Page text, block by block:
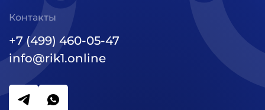
Контакты
+7 (499) 460-05-47
info@rik1.online